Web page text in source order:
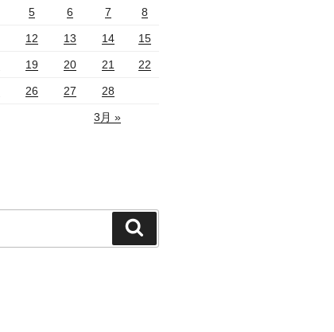
5 6 7 8
12 13 14 15
19 20 21 22
26 27 28
3月 »
索